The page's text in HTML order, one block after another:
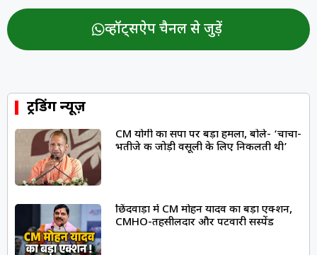
व्हॉट्सऐप चैनल से जुड़ें
ट्रेंडिंग न्यूज़
CM योगी का सपा पर बड़ा हमला, बोले- ‘चाचा-
भतीजे की जोड़ी वसूली के लिए निकलती थी’
छिंदवाड़ा में CM मोहन यादव का बड़ा एक्शन,
CMHO-तहसीलदार और पटवारी सस्पेंड